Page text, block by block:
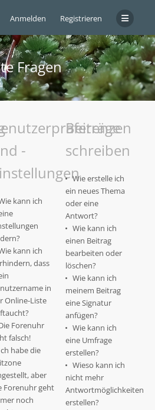
Anmelden Registrieren
Fragen
-
kann ich
kann ich
dass
in
Online-Liste
Forenuhr
falsch!
habe die
aber
Forenuhr geht
noch
Beiträge
schreiben
Wie erstelle ich
ein neues Thema
oder eine
Antwort?
Wie kann ich
einen Beitrag
bearbeiten oder
löschen?
Wie kann ich
meinem Beitrag
eine Signatur
anfügen?
Wie kann ich
eine Umfrage
erstellen?
Wieso kann ich
nicht mehr
Antwortmöglichkeiten
erstellen?